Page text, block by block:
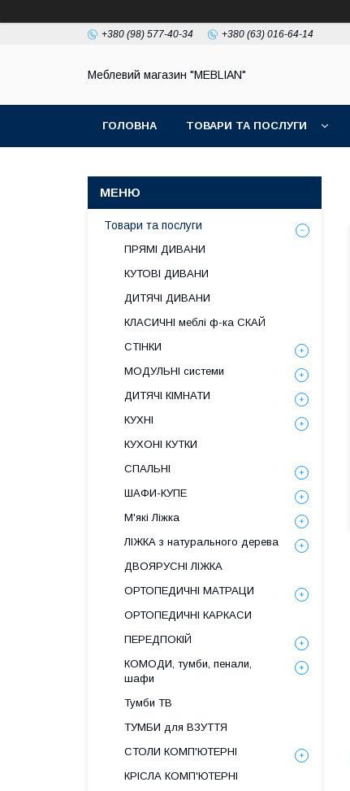
+380 (98) 577-40-34 +380 (63) 016-64-14
Меблевий магазин "MEBLIAN"
ГОЛОВНА ТОВАРИ ТА ПОСЛУГИ
Товари та послуги
ПРЯМІ ДИВАНИ
КУТОВІ ДИВАНИ
ДИТЯЧІ ДИВАНИ
КЛАСИЧНІ меблі ф-ка СКАЙ
СТІНКИ
МОДУЛЬНІ системи
ДИТЯЧІ КІМНАТИ
КУХНІ
КУХОНІ КУТКИ
СПАЛЬНІ
ШАФИ-КУПЕ
М'які Ліжка
ЛІЖКА з натурального дерева
ДВОЯРУСНІ ЛІЖКА
ОРТОПЕДИЧНІ МАТРАЦИ
ОРТОПЕДИЧНІ КАРКАСИ
ПЕРЕДПОКІЙ
КОМОДИ, тумби, пенали,
шафи
Тумби ТВ
ТУМБИ для ВЗУТТЯ
СТОЛИ КОМП'ЮТЕРНІ
КРІСЛА КОМП'ЮТЕРНІ